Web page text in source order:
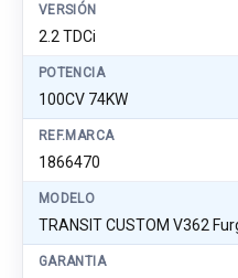
VERSIÓN
2.2 TDCi
POTENCIA
100CV 74KW
REF.MARCA
1866470
MODELO
TRANSIT CUSTOM V362
GARANTIA